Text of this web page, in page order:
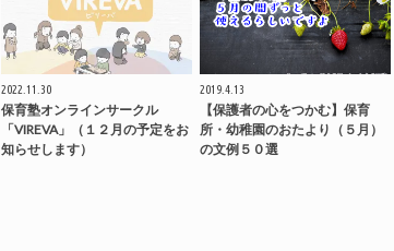
2022.11.30
保育塾オンラインサークル
「VIREVA」（１２月の予定をお
知らせします）
2019.4.13
【保護者の心をつかむ】保育
所・幼稚園のおたより（５月）
の文例５０選